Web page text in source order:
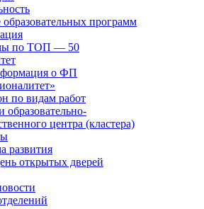
программ
по ТОП — 50
о ФП
по видам работ
образовательно-
центра (кластера)
развития
открытых дверей